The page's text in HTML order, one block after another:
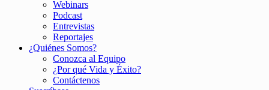
Webinars
Podcast
Entrevistas
Reportajes
¿Quiénes Somos?
Conozca al Equipo
¿Por qué Vida y Éxito?
Contáctenos